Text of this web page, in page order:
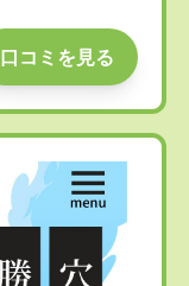
口コミを見る